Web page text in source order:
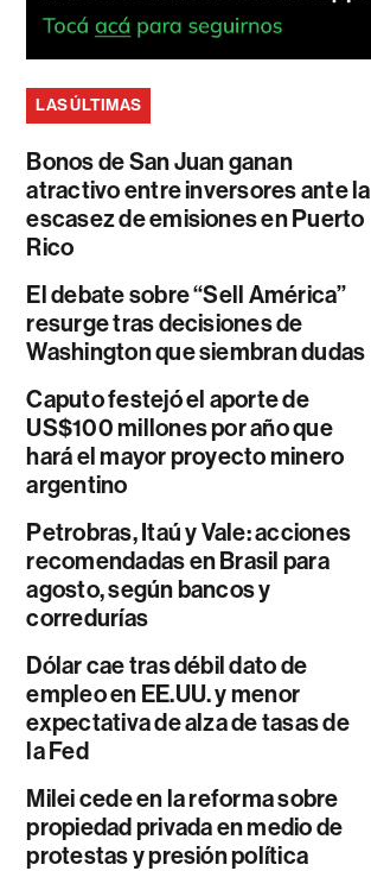
LAS ÚLTIMAS
Bonos de San Juan ganan
atractivo entre inversores ante la
escasez de emisiones en Puerto
Rico
El debate sobre “Sell América”
resurge tras decisiones de
Washington que siembran dudas
Caputo festejó el aporte de
US$100 millones por año que
hará el mayor proyecto minero
argentino
Petrobras, Itaú y Vale: acciones
recomendadas en Brasil para
agosto, según bancos y
corredurías
Dólar cae tras débil dato de
empleo en EE.UU. y menor
expectativa de alza de tasas de
la Fed
Milei cede en la reforma sobre
propiedad privada en medio de
protestas y presión política